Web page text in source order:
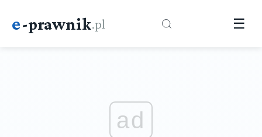
e-prawnik.pl ☰
ad